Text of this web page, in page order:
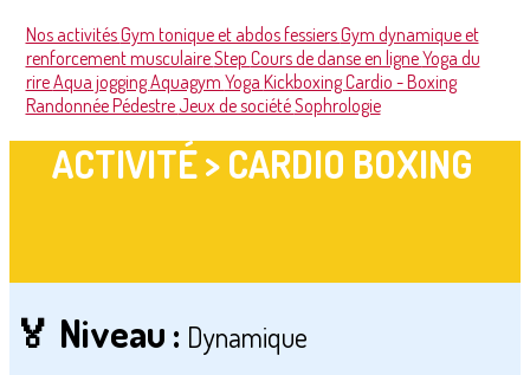
Nos activitésGym tonique et abdos fessiersGym dynamique et
renforcement musculaireStep Cours de danse en ligneYoga du
rireAqua joggingAquagym Yoga KickboxingCardio - Boxing
Randonnée Pédestre Jeux de sociétéSophrologie
ACTIVITÉ > CARDIO BOXING
🏅 Niveau : Dynamique